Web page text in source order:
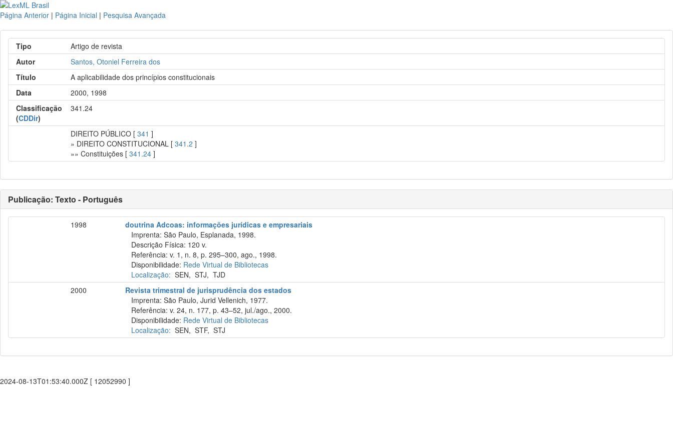
Página Anterior | Página Inicial | Pesquisa Avançada
Tipo
Artigo de revista
Autor
Santos, Otoniel Ferreira dos
Título
A aplicabilidade dos princípios constitucionais
Data
2000, 1998
Classificação
(CDDir)
341.24
DIREITO PÚBLICO [341 ]
» DIREITO CONSTITUCIONAL [341.2 ]
»» Constituições [341.24 ]
Publicação: Texto - Português
1998
doutrina Adcoas: informações jurídicas e empresariais
Imprenta: São Paulo, Esplanada, 1998.
Descrição Física: 120 v.
Referência: v. 1, n. 8, p. 295–300, ago., 1998.
Disponibilidade: Rede Virtual de Bibliotecas
Localização: SEN,STJ,TJD
2000
Revista trimestral de jurisprudência dos estados
Imprenta: São Paulo, Jurid Vellenich, 1977.
Referência: v. 24, n. 177, p. 43–52, jul./ago., 2000.
Disponibilidade: Rede Virtual de Bibliotecas
Localização: SEN,STF,STJ
2024-08-13T01:53:40.000Z [ 12052990 ]